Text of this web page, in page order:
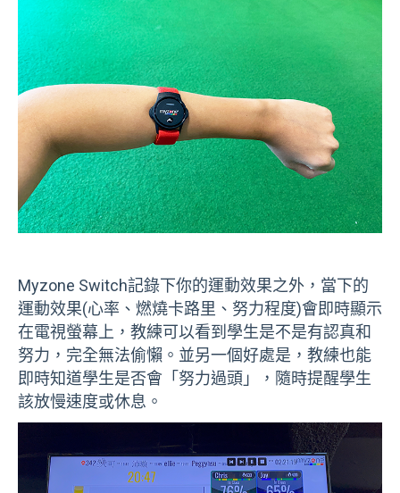
Myzone Switch記錄下你的運動效果之外，當下的
運動效果(心率、燃燒卡路里、努力程度)會即時顯示
在電視螢幕上，教練可以看到學生是不是有認真和
努力，完全無法偷懶。並另一個好處是，教練也能
即時知道學生是否會「努力過頭」，隨時提醒學生
該放慢速度或休息。